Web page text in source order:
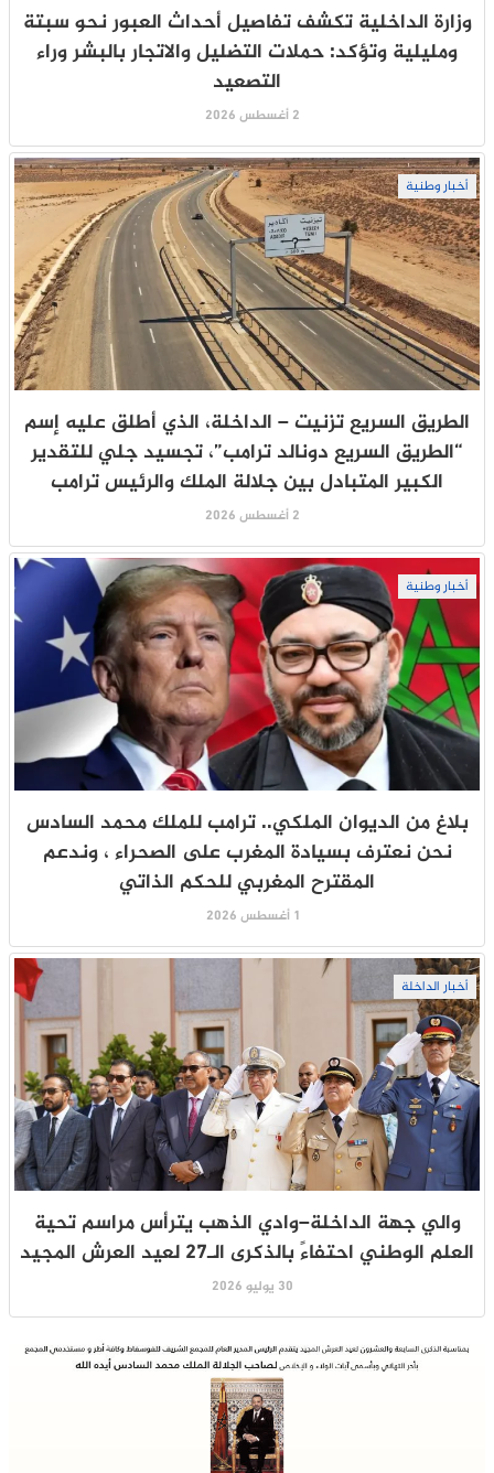
وزارة الداخلية تكشف تفاصيل أحداث العبور نحو سبتة
ومليلية وتؤكد: حملات التضليل والاتجار بالبشر وراء
التصعيد
2 أغسطس 2026
أخبار وطنية
الطريق السريع تزنيت – الداخلة، الذي أطلق عليه إسم
“الطريق السريع دونالد ترامب”، تجسيد جلي للتقدير
الكبير المتبادل بين جلالة الملك والرئيس ترامب
2 أغسطس 2026
أخبار وطنية
بلاغ من الديوان الملكي.. ترامب للملك محمد السادس
نحن نعترف بسيادة المغرب على الصحراء ، وندعم
المقترح المغربي للحكم الذاتي
1 أغسطس 2026
أخبار الداخلة
والي جهة الداخلة–وادي الذهب يترأس مراسم تحية
العلم الوطني احتفاءً بالذكرى الـ27 لعيد العرش المجيد
30 يوليو 2026